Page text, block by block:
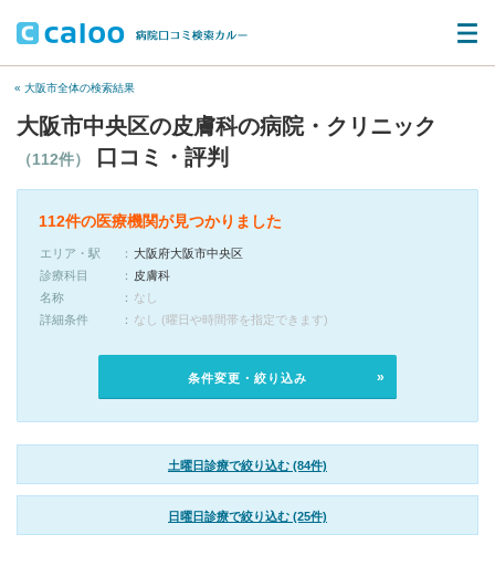
« 大阪市全体の検索結果
大阪市中央区の皮膚科の病院・クリニック
（112件） 口コミ・評判
112件の医療機関が見つかりました
エリア・駅
大阪府大阪市中央区
診療科目
皮膚科
名称
なし
詳細条件
なし (曜日や時間帯を指定できます)
条件変更・絞り込み
土曜日診療で絞り込む (84件)
日曜日診療で絞り込む (25件)